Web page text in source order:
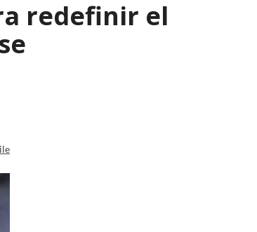
redefinir el